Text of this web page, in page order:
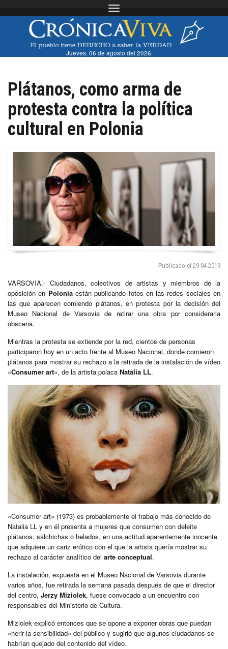
Toggle navigation
Jueves, 06 de agosto del 2026
Plátanos, como arma de
protesta contra la política
cultural en Polonia
Publicado el 29-04-2019
VARSOVIA.- Ciudadanos, colectivos de artistas y miembros de la
oposición en Poloniaestán publicando fotos en las redes sociales en
las que aparecen comiendo plátanos, en protesta por la decisión del
Museo Nacional de Varsovia de retirar una obra por considerarla
obscena.
Mientras la protesta se extiende por la red, cientos de personas
participaron hoy en un acto frente al Museo Nacional, donde comieron
plátanos para mostrar su rechazo a la retirada de la instalación de vídeo
«Consumer art«, de la artista polaca Natalia LL.
«Consumer art» (1973) es probablemente el trabajo más conocido de
Natalia LL y en él presenta a mujeres que consumen con deleite
plátanos, salchichas o helados, en una actitud aparentemente inocente
que adquiere un cariz erótico con el que la artista quería mostrar su
rechazo al carácter analítico del arte conceptual.
La instalación, expuesta en el Museo Nacional de Varsovia durante
varios años, fue retirada la semana pasada después de que el director
del centro, Jerzy Miziolek, fuese convocado a un encuentro con
responsables del Ministerio de Cultura.
Miziolek explicó entonces que se opone a exponer obras que puedan
«herir la sensibilidad» del público y sugirió que algunos ciudadanos se
habrían quejado del contenido del vídeo.